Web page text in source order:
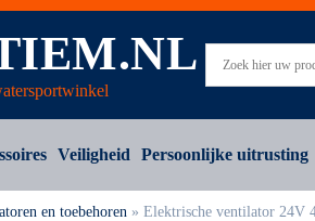
Veiligheid Persoonlijke uitrusting
en toebehoren » Elektrische ventilator 24V